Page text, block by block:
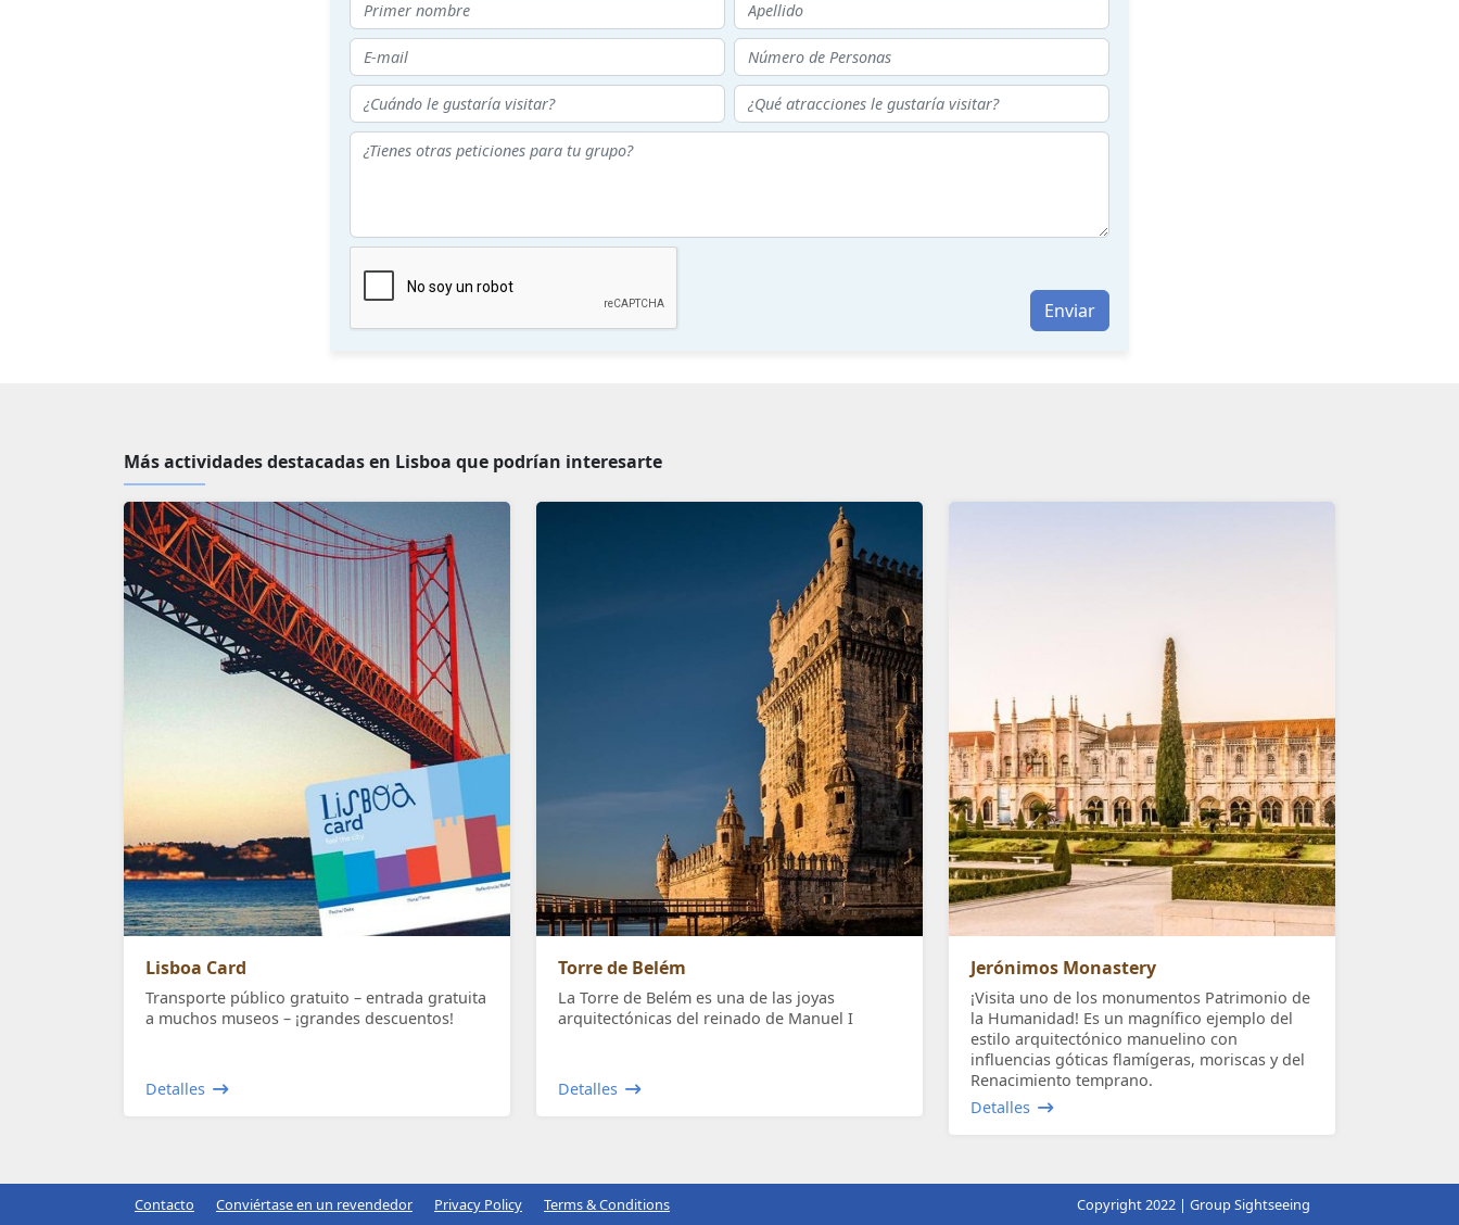
Enviar
Más actividades destacadas en Lisboa que podrían interesarte
Lisboa Card
Transporte público gratuito – entrada gratuita
a muchos museos – ¡grandes descuentos!
Detalles
Torre de Belém
La Torre de Belém es una de las joyas
arquitectónicas del reinado de Manuel I
Detalles
Jerónimos Monastery
¡Visita uno de los monumentos Patrimonio de
la Humanidad! Es un magnífico ejemplo del
estilo arquitectónico manuelino con
influencias góticas flamígeras, moriscas y del
Renacimiento temprano.
Detalles
Contacto Conviértase en un revendedor Privacy Policy Terms & Conditions Copyright 2022 | Group Sightseeing